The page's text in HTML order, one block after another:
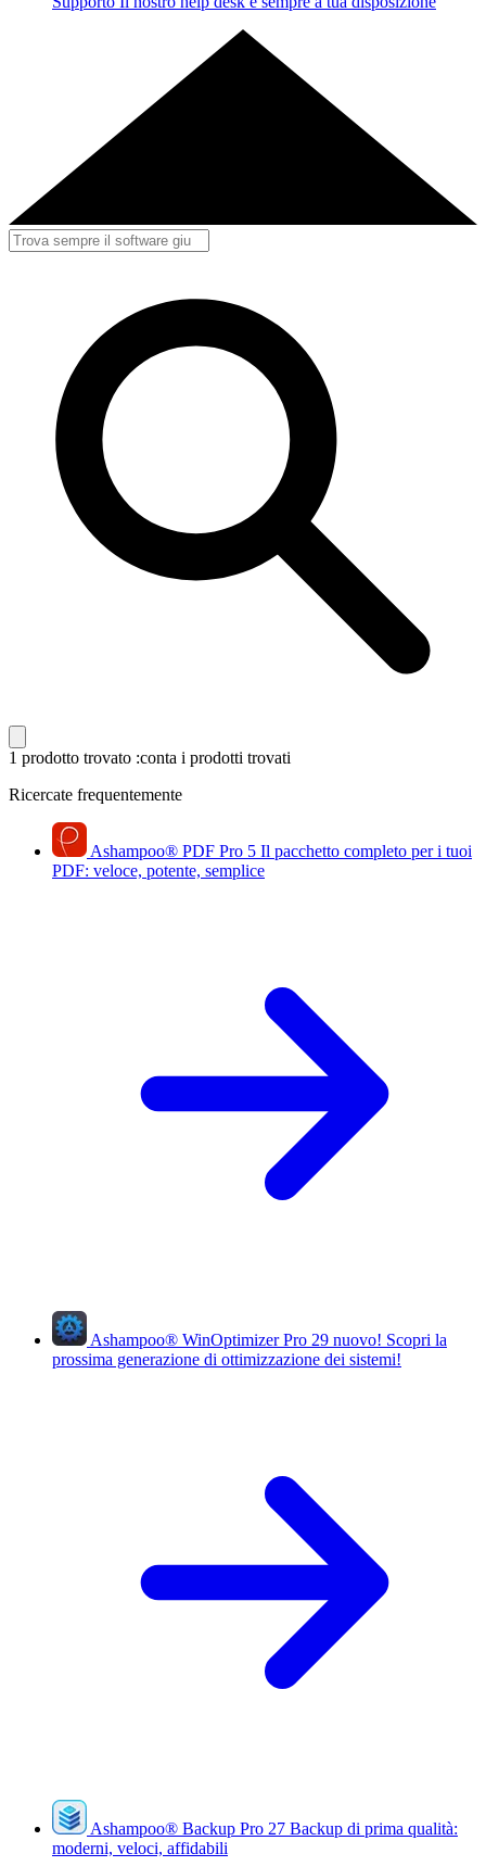
1 prodotto trovato :conta i prodotti trovati
Ricercate frequentemente
Ashampoo® PDF Pro 5 Il pacchetto completo per i tuoi
PDF: veloce, potente, semplice
Ashampoo® WinOptimizer Pro 29 nuovo! Scopri la
prossima generazione di ottimizzazione dei sistemi!
Ashampoo® Backup Pro 27 Backup di prima qualità:
moderni, veloci, affidabili